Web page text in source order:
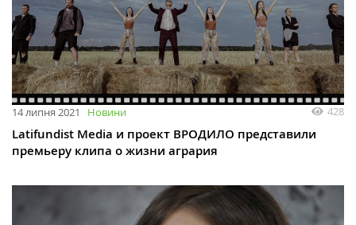
14 липня 2021 Новини 428
Latifundist Media и проект ВРОДИЛО представили
премьеру клипа о жизни агрария